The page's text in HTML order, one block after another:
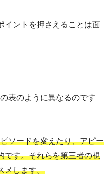
イントを押さえることは面
表のように異なるのです
ソードを変えたり、アピー
です。それらを第三者の視
メします。